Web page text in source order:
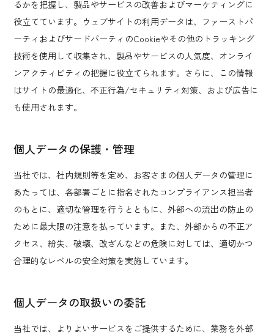
るかを把握し、製品やサービスの改善およびマーケティングに
役立てています。ウェブサイトの利用データは、ファーストパ
ーティおよびサードパーティのCookieやその他のトラッキング
技術を使用して収集され、製品やサービスの人気度、オンライ
ンアクティビティの把握に役立てられます。さらに、この情報
はサイトの最適化、不正行為/セキュリティ対策、および広告に
も使用されます。
個人データの保護・管理
当社では、社内規則等を定め、お客さまの個人データの管理に
あたっては、各部署ごとに指名されたコンプライアンス担当者
のもとに、適切な管理を行うとともに、外部への流出の防止の
ために最大限の注意を払っています。また、外部からの不正ア
クセス、紛失、破壊、改ざんなどの危険に対しては、適切かつ
合理的なレベルの安全対策を実施しています。
個人データの取扱いの委託
当社では、よりよいサービスをご提供するために、業務を外部